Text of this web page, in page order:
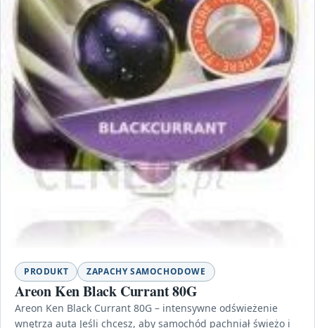
PRODUKT ZAPACHY SAMOCHODOWE
Areon Ken Black Currant 80G
Areon Ken Black Currant 80G – intensywne odświeżenie
wnętrza auta Jeśli chcesz, aby samochód pachniał świeżo i